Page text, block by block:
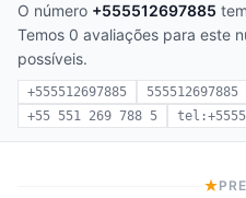
O número +555512697885
Temos 0 avaliações para este
possíveis.
+555512697885 555512697885
+55 551 269 788 5